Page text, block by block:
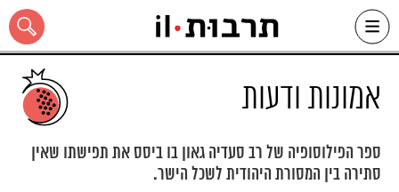
Skip
content
אמונות ודעות
ספר הפילוסופיה של רב סעדיה גאון בו ביסס את תפישתו שאין
סתירה בין המסורת היהודית לשכל הישר.